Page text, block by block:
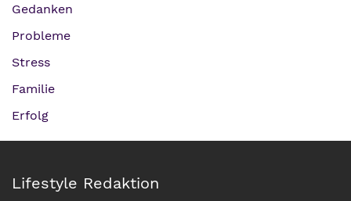
Gedanken
Probleme
Stress
Familie
Erfolg
Lifestyle Redaktion